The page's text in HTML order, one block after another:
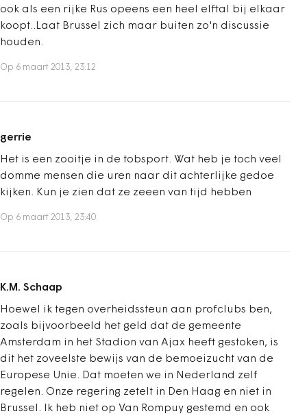
ook als een rijke Rus opeens een heel elftal bij elkaar
koopt..Laat Brussel zich maar buiten zo'n discussie
houden.
Op 6 maart 2013, 23:12
gerrie
Het is een zooitje in de tobsport. Wat heb je toch veel
domme mensen die uren naar dit achterlijke gedoe
kijken. Kun je zien dat ze zeeen van tijd hebben
Op 6 maart 2013, 23:40
K.M. Schaap
Hoewel ik tegen overheidssteun aan profclubs ben,
zoals bijvoorbeeld het geld dat de gemeente
Amsterdam in het Stadion van Ajax heeft gestoken, is
dit het zoveelste bewijs van de bemoeizucht van de
Europese Unie. Dat moeten we in Nederland zelf
regelen. Onze regering zetelt in Den Haag en niet in
Brussel. Ik heb niet op Van Rompuy gestemd en ook